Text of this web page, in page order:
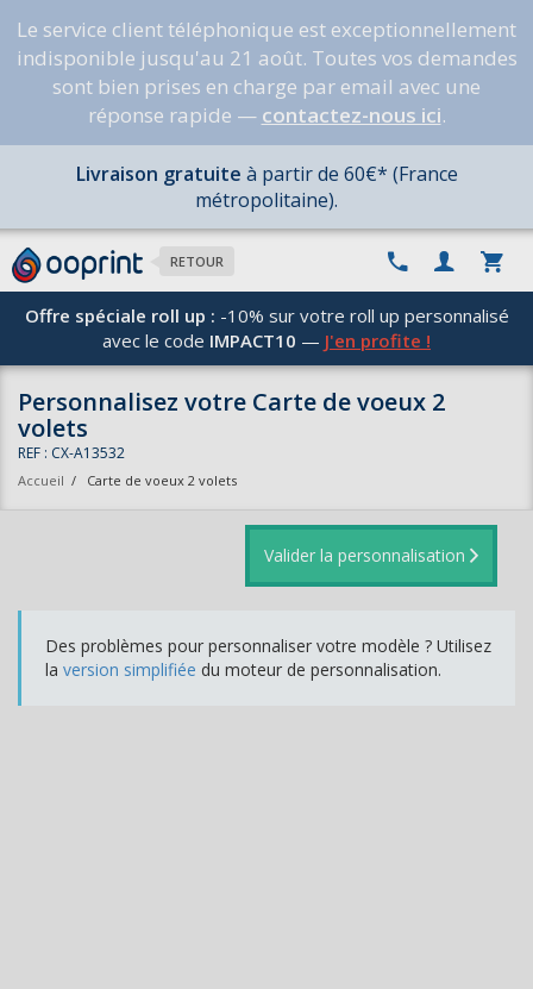
Le service client téléphonique est exceptionnellement
indisponible jusqu'au 21 août. Toutes vos demandes
sont bien prises en charge par email avec une
réponse rapide — contactez-nous ici.
Livraison gratuite à partir de 60€* (France
métropolitaine).
RETOUR
Offre spéciale roll up : -10% sur votre roll up personnalisé
avec le code IMPACT10 — J'en profite !
Personnalisez votre Carte de voeux 2
volets
REF : CX-A13532
Accueil / Carte de voeux 2 volets
Valider la personnalisation
Des problèmes pour personnaliser votre modèle ? Utilisez
la version simplifiée du moteur de personnalisation.